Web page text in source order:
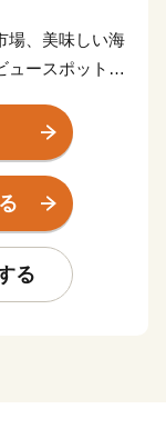
場、美味しい海
ュースポットな
びに来ません
る